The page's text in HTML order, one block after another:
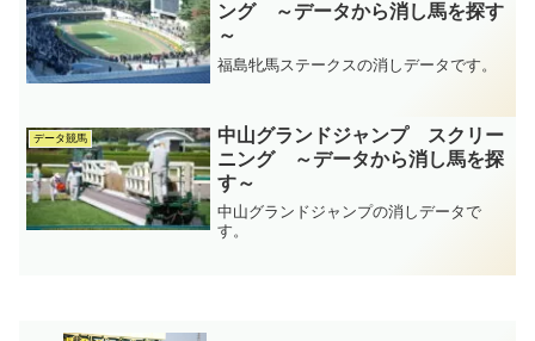
ング ～データから消し馬を探す
～
福島牝馬ステークスの消しデータです。
データ競馬
中山グランドジャンプ スクリー
ニング ～データから消し馬を探
す～
中山グランドジャンプの消しデータで
す。